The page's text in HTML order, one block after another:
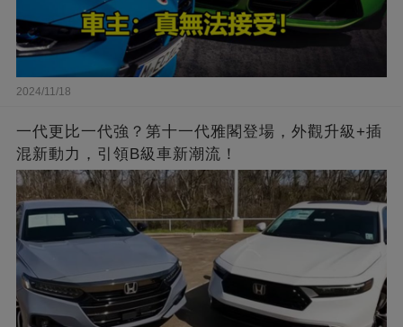
2024/11/18
一代更比一代強？第十一代雅閣登場，外觀升級+插
混新動力，引領B級車新潮流！